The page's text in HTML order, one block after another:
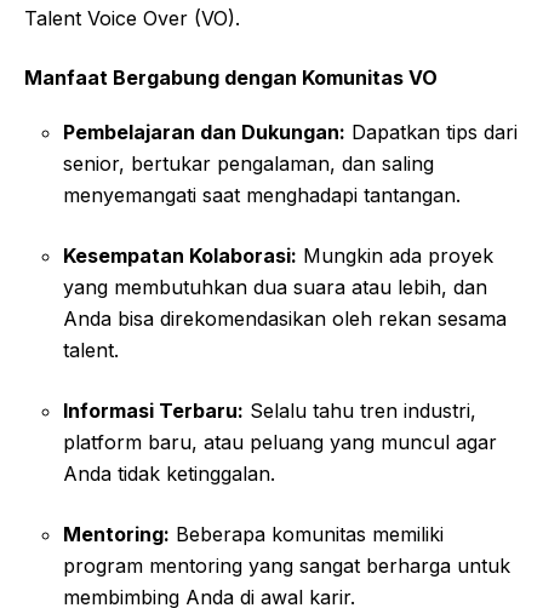
Talent Voice Over (VO).
Manfaat Bergabung dengan Komunitas VO
Pembelajaran dan Dukungan: Dapatkan tips dari
senior, bertukar pengalaman, dan saling
menyemangati saat menghadapi tantangan.
Kesempatan Kolaborasi: Mungkin ada proyek
yang membutuhkan dua suara atau lebih, dan
Anda bisa direkomendasikan oleh rekan sesama
talent.
Informasi Terbaru: Selalu tahu tren industri,
platform baru, atau peluang yang muncul agar
Anda tidak ketinggalan.
Mentoring: Beberapa komunitas memiliki
program mentoring yang sangat berharga untuk
membimbing Anda di awal karir.